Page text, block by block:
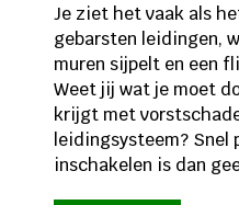
Je ziet het vaak als
gebarsten leidingen,
muren sijpelt en een
Weet jij wat je moet
krijgt met
leidingsysteem? Snel
inschakelen is dan